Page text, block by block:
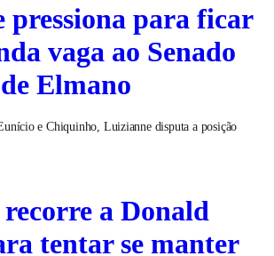
pressiona para ficar
vaga ao Senado
Elmano
e Chiquinho, Luizianne disputa a posição
a Donald
tentar se manter